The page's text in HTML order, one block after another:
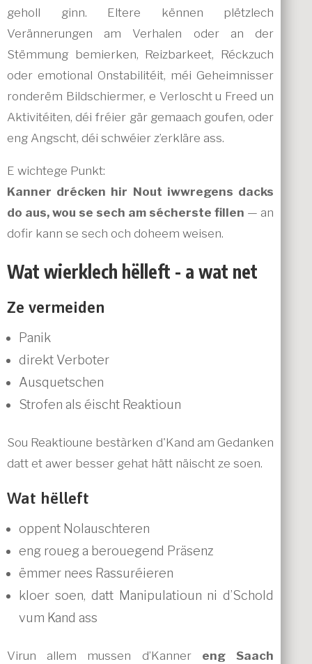
geholl ginn. Eltere kënnen plëtzlech
Verännerungen am Verhalen oder an der
Stëmmung bemierken, Reizbarkeet, Réckzuch
oder emotional Onstabilitéit, méi Geheimnisser
ronderëm Bildschiermer, e Verloscht u Freed un
Aktivitéiten, déi fréier gär gemaach goufen, oder
eng Angscht, déi schwéier z’erkläre ass.
E wichtege Punkt:
Kanner drécken hir Nout iwwregens dacks
do aus, wou se sech am sécherste fillen — an
dofir kann se sech och doheem weisen.
Wat wierklech hëlleft - a wat net
Ze vermeiden
Panik
direkt Verboter
Ausquetschen
Strofen als éischt Reaktioun
Sou Reaktioune bestàrken d'Kand am Gedanken
datt et awer besser gehat hätt näischt ze soen.
Wat hëlleft
oppent Nolauschteren
eng roueg a berouegend Präsenz
ëmmer nees Rassuréieren
kloer soen, datt Manipulatioun ni d’Schold
vum Kand ass
Virun allem mussen d’Kanner eng Saach